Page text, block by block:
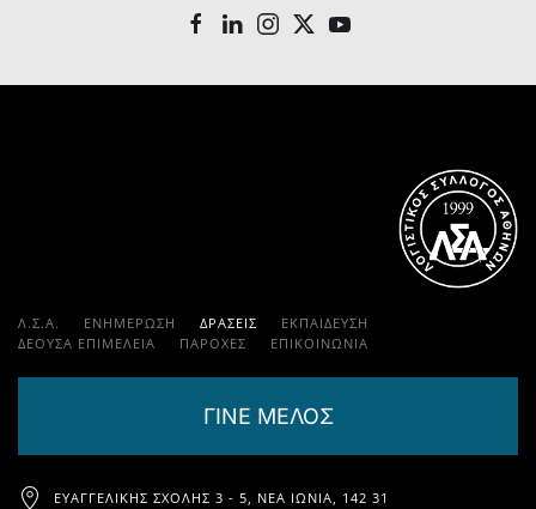
Λ.Σ.Α. ΕΝΗΜΕΡΩΣΗ ΔΡΑΣΕΙΣ
ΕΚΠΑΊΔΕΥΣΗ
ΔΕΟΥΣΑ ΕΠΙΜΕΛΕΙΑ
ΠΑΡΟΧΈΣ ΕΠΙΚΟΙΝΩΝΊΑ
ΓΙΝΕ ΜΕΛΟΣ
ΕΥΑΓΓΕΛΙΚΉΣ ΣΧΟΛΉΣ 3 - 5, ΝΈΑ ΙΩΝΊΑ, 142 31